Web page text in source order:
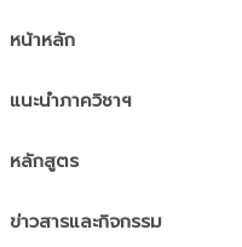
หน้าหลัก
แนะนำภาควิชาฯ
หลักสูตร
ข่าวสารและกิจกรรม